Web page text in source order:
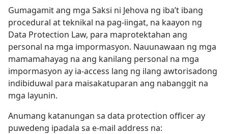
Gumagamit ang mga Saksi ni Jehova ng iba’t ibang
procedural at teknikal na pag-iingat, na kaayon ng
Data Protection Law, para maprotektahan ang
personal na mga impormasyon. Nauunawaan ng mga
mamamahayag na ang kanilang personal na mga
impormasyon ay ia-access lang ng ilang awtorisadong
indibiduwal para maisakatuparan ang nabanggit na
mga layunin.
Anumang katanungan sa data protection officer ay
puwedeng ipadala sa e-mail address na: